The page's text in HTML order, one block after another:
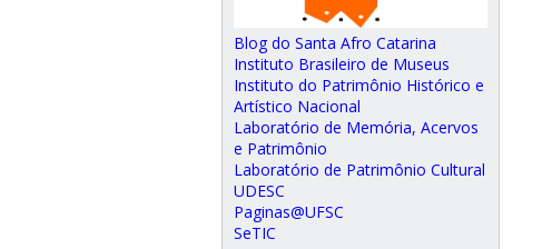
Blog do Santa Afro Catarina
Instituto Brasileiro de Museus
Instituto do Patrimônio Histórico e
Artístico Nacional
Laboratório de Memória, Acervos
e Patrimônio
Laboratório de Patrimônio Cultural
UDESC
Paginas@UFSC
SeTIC